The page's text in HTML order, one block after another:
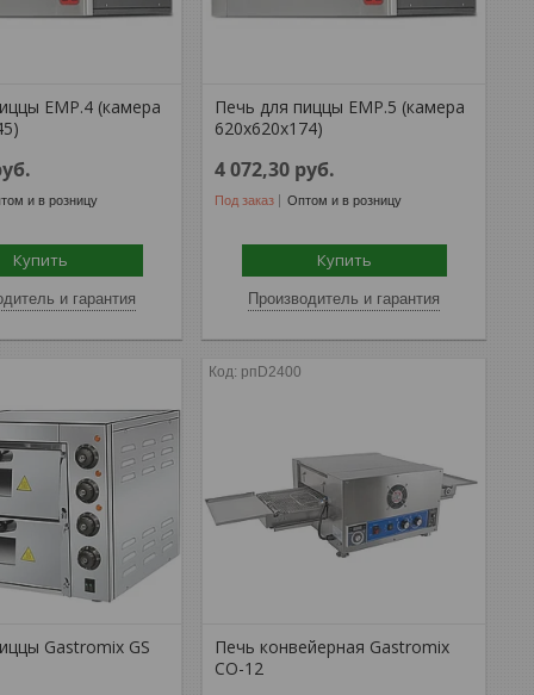
EMP.4 (камера
и в розницу
Купить
и гарантия
Печь для пиццы EMP.5 (камера
620х620х174)
4 072,30 руб.
Под заказ Оптом и в розницу
Купить
Производитель и гарантия
Gastromix GS
рпD2400
Печь конвейерная Gastromix
CO-12